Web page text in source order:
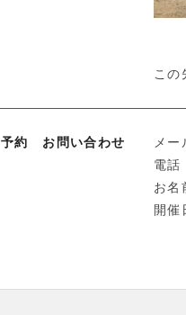
この
予約 お問い合わせ メ
電
お名
開催